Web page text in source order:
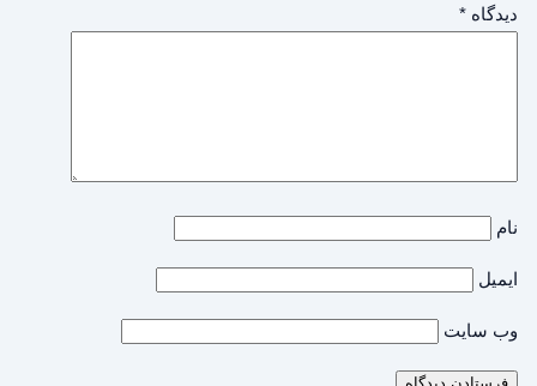
دیدگاه *
نام
ایمیل
وب‌ سایت